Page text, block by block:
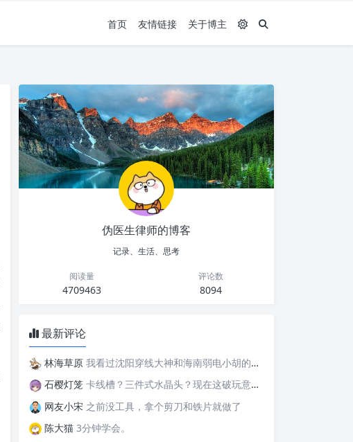
首页 友情链接 关于博主
伪医生律师的博客
记录、生活、思考
阅读量
4709463
评论数
8094
最新评论
林海草原 我看过沈阳穿线大神和海南弱电小胡的视频，他们做这些的熟练程度，是不是也是建立在这些翻车之上的....
石樱灯笼 卡线槽？三件式水晶头？现在这破玩意变得这么复杂了？
网友小宋 之前没工具，拿个剪刀和铁片就做了
陈大猫 3分钟学会。